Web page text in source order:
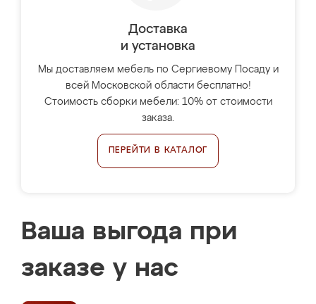
Доставка
и установка
Мы доставляем мебель по Сергиевому Посаду и
всей Московской области бесплатно!
Стоимость сборки мебели: 10% от стоимости
заказа.
ПЕРЕЙТИ В КАТАЛОГ
Ваша выгода при
заказе у нас